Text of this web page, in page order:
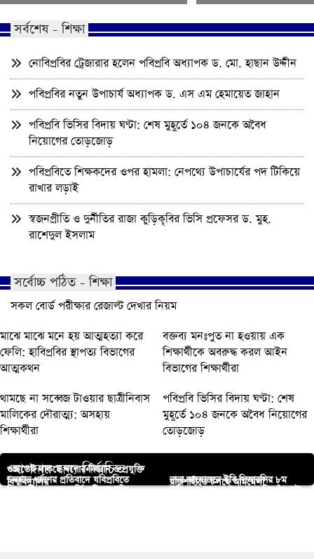
সর্বশেষ - শিক্ষা
নোবিপ্রবির ট্রেজারার হলেন পবিপ্রবি অধ্যাপক ড. মো. হাছান উদ্দীন
পবিপ্রবির নতুন উপাচার্য অধ্যাপক ড. এস এম হেমায়েত জাহান
পবিপ্রবি ভিসির বিদায় ঘণ্টা: শেষ মুহূর্তে ১০৪ জনকে অবৈধ
নিয়োগের তোড়জোড়
পবিপ্রবিতে শিক্ষকদের ওপর হামলা: নেপথ্যে উপাচার্যের পদ টিকিয়ে
রাখার লড়াই
স্বজনপ্রীতি ও দুর্নীতির রাজা কুড়িকৃবির ভিসি প্রফেসর ড. মুহ.
রাশেদুল ইসলাম
সর্বোচ্চ পঠিত - শিক্ষা
সকল বোর্ড পরীক্ষার রেজাল্ট দেখার নিয়ম
মাঝে মাঝে মনে হয় আত্মহত্যা করে
ফেলি: হাবিপ্রবির স্থাপত্য বিভাগের
আত্মকথন
বক্তব্য মনঃপুত না হওয়ায় এক
শিক্ষার্থীকে অবরুদ্ধ করল আইন
বিভাগের শিক্ষার্থীরা
থামছে না সব্বেজ টাওয়ার ছাত্রীনিবাস
মালিকের দৌরাত্ম্য: অসহায়
শিক্ষার্থীরা
পবিপ্রবি ভিসির বিদায় ঘণ্টা: শেষ
মুহূর্তে ১০৪ জনকে অবৈধ নিয়োগের
তোড়জোড়
আপনার জন্য নির্বাচিত
গুচ্ছতেই থাকছে যশোর বিজ্ঞান ও প্রযুক্তি
বিশ্ববিদ্যালয়
রাজশাহীতে চলছে আমমেলা
চলমান ধর্ষণের প্রতিবাদে যবিপ্রবিতে
নানা আয়োজনে ইবি সিআরসির ৮ম
জিএসটি গুচ্ছভূক্ত ভর্তি পরীক্ষার ‘সি’
উলিপুরে ব্রহ্মপুত্র নদে ডুবে নিখোঁজ দুই